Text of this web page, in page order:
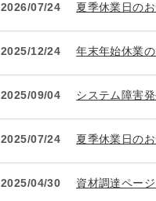
2026/07/24 夏季休業日の
2025/12/24 年末年始休業
2025/09/04 システム障害
2025/07/24 夏季休業日の
2025/04/30 資材調達ペー